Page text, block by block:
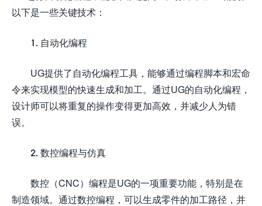
以下是一些关键技术：
1. 自动化编程
UG提供了自动化编程工具，能够通过编程脚本和宏命
令来实现模型的快速生成和加工。通过UG的自动化编程，
设计师可以将重复的操作变得更加高效，并减少人为错
误。
2. 数控编程与仿真
数控（CNC）编程是UG的一项重要功能，特别是在
制造领域。通过数控编程，可以生成零件的加工路径，并